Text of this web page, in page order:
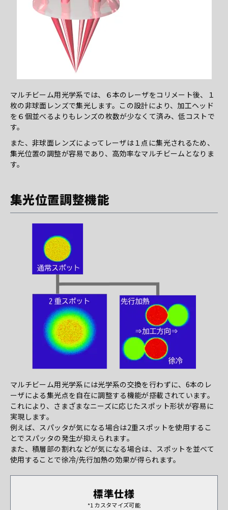
マルチビーム用光学系では、６本のレーザをコリメート後、１
枚の非球面レンズで集光します。この設計により、加工ヘッド
を６個並べるよりもレンズの枚数が少なくて済み、低コストで
す。
また、非球面レンズによってレーザは１点に集光されるため、
集光位置の調整が容易であり、高効率なマルチビームとなりま
す。
集光位置調整機能
マルチビーム用光学系には光学系の交換を行わずに、6本のレ
ーザによる集光点を自在に調整する機能が搭載されています。
これにより、さまざまなニーズに応じたスポット形状が容易に
実現します。
例えば、スパッタが気になる場合は2重スポットを使用するこ
とでスパッタの発生が抑えられます。
また、積層部の割れなどが気になる場合は、スポットを並べて
使用することで徐冷/先行加熱の効果が得られます。
標準仕様
*1 カスタマイズ可能